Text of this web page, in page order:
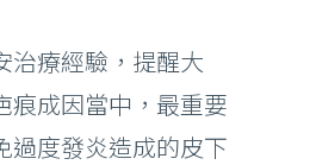
治療經驗，提醒大
痕成因當中，最重要
過度發炎造成的皮下